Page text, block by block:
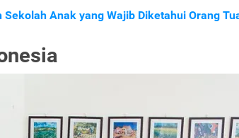
Anak yang Wajib Diketahui Orang